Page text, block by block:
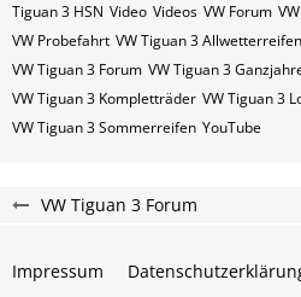
Tiguan 3​​​​​ HSN Video Videos VW Forum
VW Probefahrt VW Tiguan 3 Allwetterreifen
VW Tiguan 3 Forum VW Tiguan 3
VW Tiguan 3 Kompletträder VW Tiguan 3
VW Tiguan 3 Sommerreifen YouTube
VW Tiguan 3 Forum
Impressum